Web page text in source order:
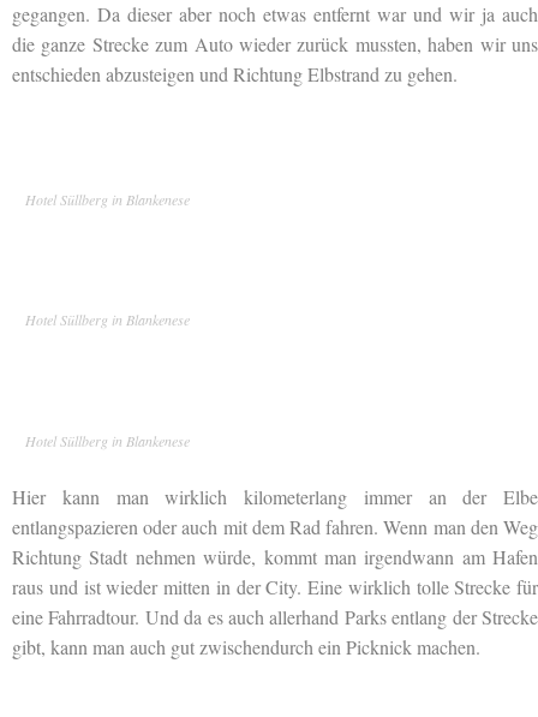
gegangen. Da dieser aber noch etwas entfernt war und wir ja auch
die ganze Strecke zum Auto wieder zurück mussten, haben wir uns
entschieden abzusteigen und Richtung Elbstrand zu gehen.
Hotel Süllberg in Blankenese
Hotel Süllberg in Blankenese
Hotel Süllberg in Blankenese
Hier kann man wirklich kilometerlang immer an der Elbe
entlangspazieren oder auch mit dem Rad fahren. Wenn man den Weg
Richtung Stadt nehmen würde, kommt man irgendwann am Hafen
raus und ist wieder mitten in der City. Eine wirklich tolle Strecke für
eine Fahrradtour. Und da es auch allerhand Parks entlang der Strecke
gibt, kann man auch gut zwischendurch ein Picknick machen.